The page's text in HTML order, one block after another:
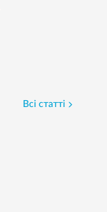
Всі статті